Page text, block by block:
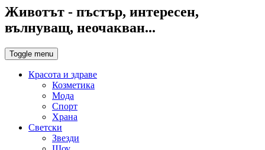
Животът - пъстър, интересен,
вълнуващ, неочакван...
Toggle menu
Красота и здраве
Козметика
Мода
Спорт
Храна
Светски
Звезди